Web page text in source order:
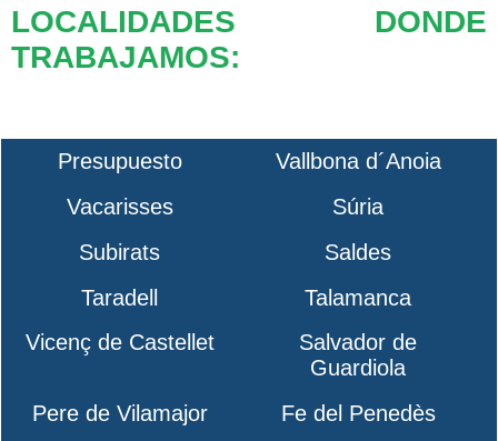
LOCALIDADES DONDE
TRABAJAMOS:
Presupuesto
Vallbona d´Anoia
Vacarisses
Súria
Subirats
Saldes
Taradell
Talamanca
Vicenç de Castellet
Salvador de
Guardiola
Pere de Vilamajor
Fe del Penedès